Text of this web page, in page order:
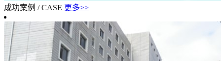
成功案例 / CASE 更多>>